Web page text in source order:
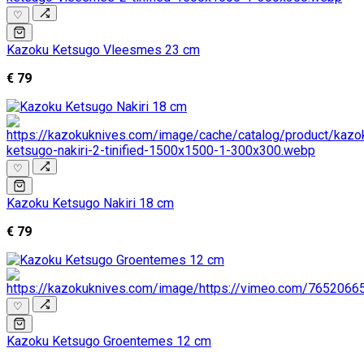
♡
Kazoku Ketsugo Vleesmes 23 cm
€ 79
♡
Kazoku Ketsugo Nakiri 18 cm
€ 79
♡
Kazoku Ketsugo Groentemes 12 cm